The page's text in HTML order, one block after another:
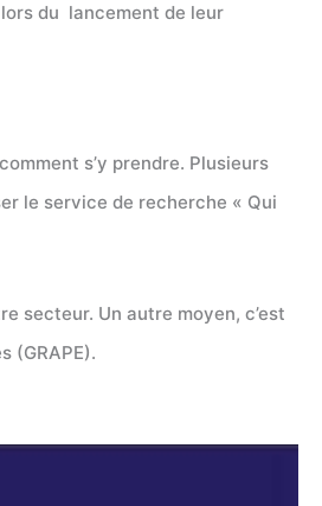
lors du lancement de leur
s’y prendre. Plusieurs
le service de recherche « Qui
secteur. Un autre moyen, c’est
(GRAPE).